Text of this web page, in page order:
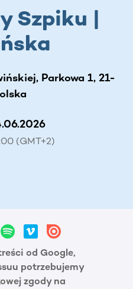
Szpiku |
Parkowa 1, 21-
(GMT+2)
od Google,
potrzebujemy
zgody na